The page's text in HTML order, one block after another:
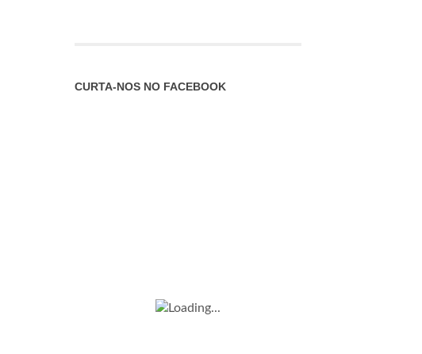
CURTA-NOS NO FACEBOOK